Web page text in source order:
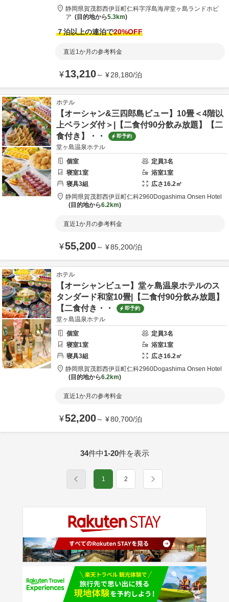
静岡県賀茂郡西伊豆町仁科字浮島海岸堂ヶ島ランドホピ
ア
目的地から5.3km
７泊以上の連泊で20%OFF
直近1か月の参考料金
¥13,210～ ¥28,180/泊
ホテル
【オーシャン&三四郎島ビュー】10畳＜4階以
上ベランダ付＞|【二食付90分飲み放題】【二
食付き】・・
即予約
堂ヶ島温泉ホテル
個室
定員3名
寝室1室 浴室1室
寝具3組 広さ16.2㎡
静岡県賀茂郡西伊豆町仁科2960Dogashima Onsen Hotel
目的地から6.2km
直近1か月の参考料金
¥55,200～ ¥85,200/泊
ホテル
【オーシャンビュー】堂ヶ島温泉ホテルのス
タンダード和室10畳|【二食付90分飲み放題】
【二食付き・・
即予約
堂ヶ島温泉ホテル
個室
定員3名
寝室1室 浴室1室
寝具3組 広さ16.2㎡
静岡県賀茂郡西伊豆町仁科2960Dogashima Onsen Hotel
目的地から6.2km
直近1か月の参考料金
¥52,200～ ¥80,700/泊
34件中1-20件を表示
1 2